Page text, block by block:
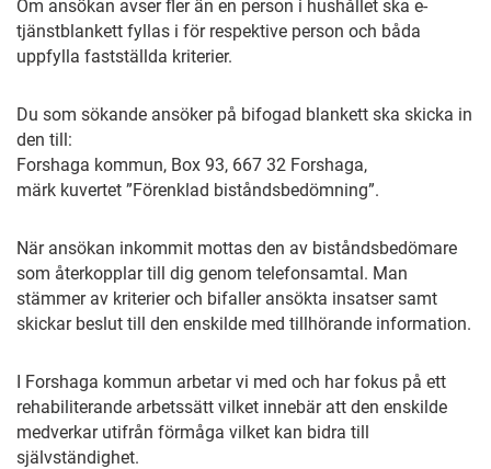
Om ansökan avser fler än en person i hushållet ska e-
tjänstblankett fyllas i för respektive person och båda
uppfylla fastställda kriterier.
Du som sökande ansöker på bifogad blankett ska skicka in
den till:
Forshaga kommun, Box 93, 667 32 Forshaga,
märk kuvertet ”Förenklad biståndsbedömning”.
När ansökan inkommit mottas den av biståndsbedömare
som återkopplar till dig genom telefonsamtal. Man
stämmer av kriterier och bifaller ansökta insatser samt
skickar beslut till den enskilde med tillhörande information.
I Forshaga kommun arbetar vi med och har fokus på ett
rehabiliterande arbetssätt vilket innebär att den enskilde
medverkar utifrån förmåga vilket kan bidra till
självständighet.